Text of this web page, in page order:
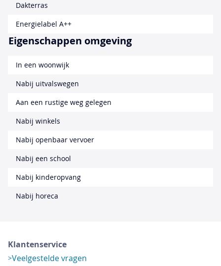
Dakterras
Energielabel A++
Eigenschappen omgeving
In een woonwijk
Nabij uitvalswegen
Aan een rustige weg gelegen
Nabij winkels
Nabij openbaar vervoer
Nabij een school
Nabij kinderopvang
Nabij horeca
Klantenservice
Veelgestelde vragen